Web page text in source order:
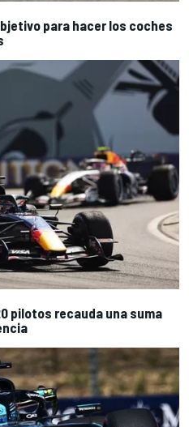
para hacer los coches
pilotos recauda una suma